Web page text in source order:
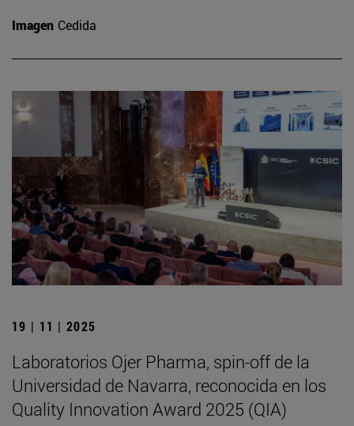
Imagen Cedida
19 | 11 | 2025
Laboratorios Ojer Pharma, spin-off de la
Universidad de Navarra, reconocida en los
Quality Innovation Award 2025 (QIA)